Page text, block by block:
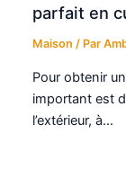
parfait en
Maison / Par
Pour obtenir
important est
l’extérieur, à…